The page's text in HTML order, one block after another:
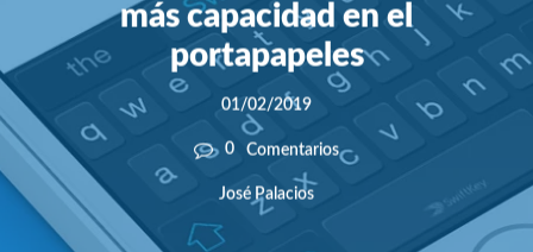
más capacidad en el
portapapeles
01/02/2019
0 Comentarios
José Palacios